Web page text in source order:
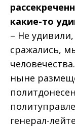
какие-то
– Не
сражались,
ныне
генерал-